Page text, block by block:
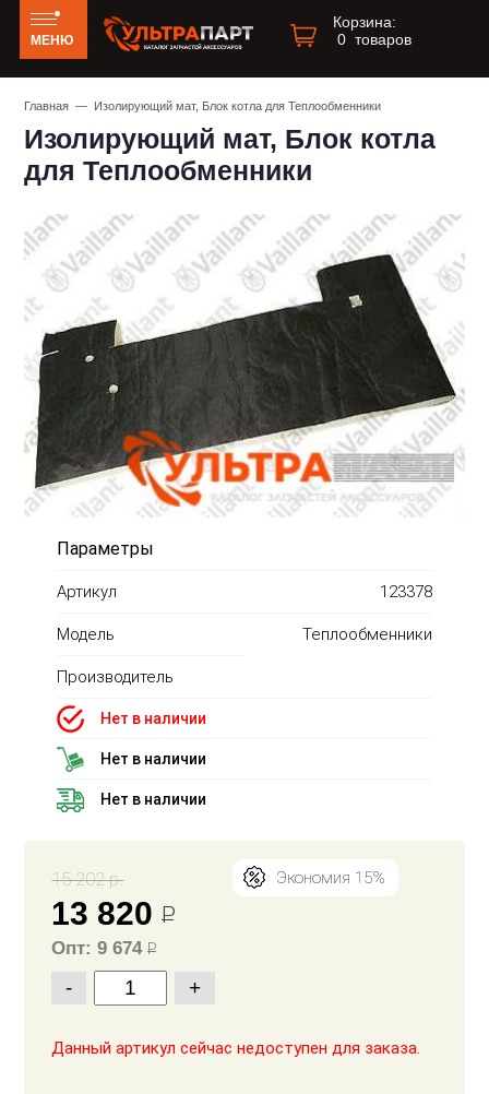
МЕНЮ
Корзина:
0 товаров
Главная — Изолирующий мат, Блок котла для Теплообменники
Изолирующий мат, Блок котла
для Теплообменники
Параметры
Артикул 123378
Модель Теплообменники
Производитель
Нет в наличии
Нет в наличии
Нет в наличии
15 202 р. Экономия 15%
13 820Р
Опт: 9 674Р
- +
Данный артикул сейчас недоступен для заказа.